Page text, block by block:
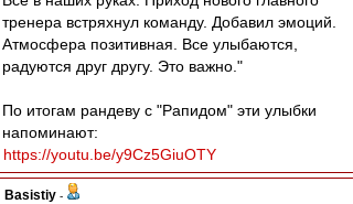
тренера встряхнул команду. Добавил эмоций.
Атмосфера позитивная. Все улыбаются,
радуются друг другу. Это важно."
По итогам рандеву с "Рапидом" эти улыбки
напоминают:
https://youtu.be/y9Cz5GiuOTY
Basistiy -